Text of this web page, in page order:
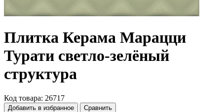
Плитка Керама Марацци
Турати светло-зелёный
структура
Код товара: 26717
Добавить в избранное Сравнить